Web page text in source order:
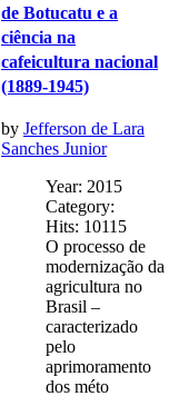
de Botucatu e a
ciência na
cafeicultura nacional
(1889-1945)
by Jefferson de Lara
Sanches Junior
Year: 2015
Category:
Hits: 10115
O processo de
modernização da
agricultura no
Brasil –
caracterizado
pelo
aprimoramento
dos méto